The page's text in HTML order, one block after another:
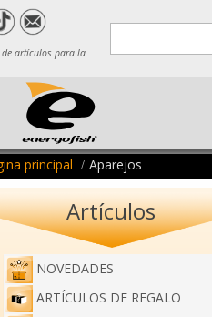
artículos para la
principal Aparejos
Artículos
NOVEDADES
ARTÍCULOS DE REGALO